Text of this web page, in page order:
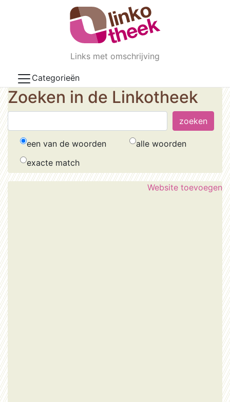
Skip to main content
Links met omschrijving
Categorieën
Zoeken in de Linkotheek
een van de woorden
alle woorden
exacte match
Website toevoegen